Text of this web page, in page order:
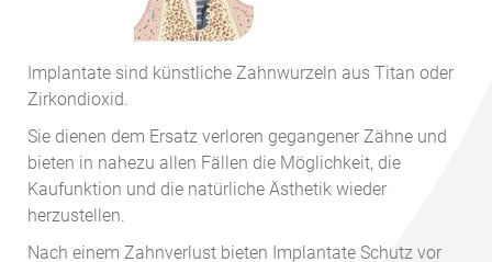
Implantate sind künstliche Zahnwurzeln aus Titan oder
Zirkondioxid.
Sie dienen dem Ersatz verloren gegangener Zähne und
bieten in nahezu allen Fällen die Möglichkeit, die
Kaufunktion und die natürliche Ästhetik wieder
herzustellen.
Nach einem Zahnverlust bieten Implantate Schutz vor